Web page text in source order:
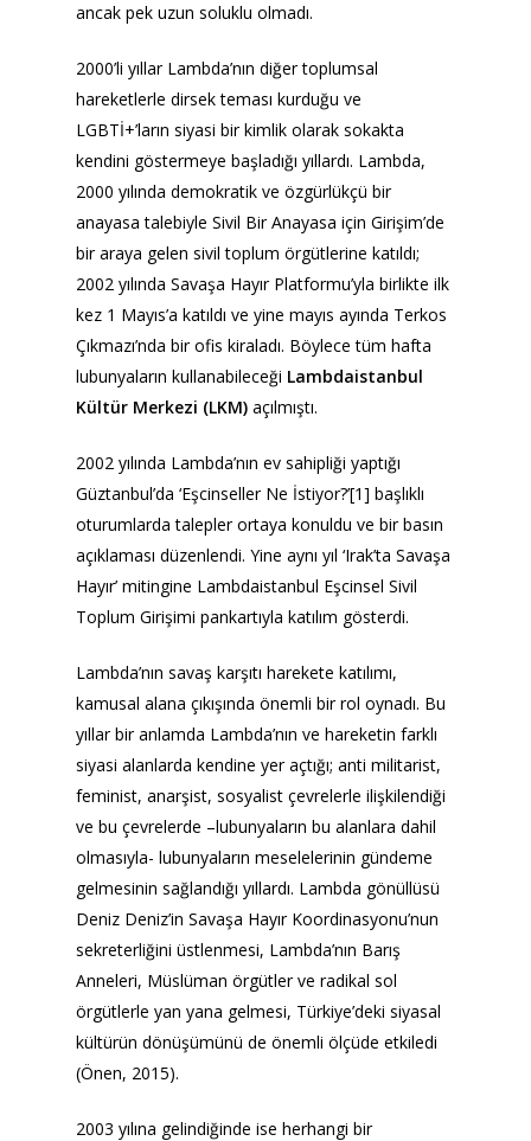
ancak pek uzun soluklu olmadı.
2000’li yıllar Lambda’nın diğer toplumsal
hareketlerle dirsek teması kurduğu ve
LGBTİ+’ların siyasi bir kimlik olarak sokakta
kendini göstermeye başladığı yıllardı. Lambda,
2000 yılında demokratik ve özgürlükçü bir
anayasa talebiyle Sivil Bir Anayasa için Girişim’de
bir araya gelen sivil toplum örgütlerine katıldı;
2002 yılında Savaşa Hayır Platformu’yla birlikte ilk
kez 1 Mayıs’a katıldı ve yine mayıs ayında Terkos
Çıkmazı’nda bir ofis kiraladı. Böylece tüm hafta
lubunyaların kullanabileceği Lambdaistanbul
Kültür Merkezi (LKM) açılmıştı.
2002 yılında Lambda’nın ev sahipliği yaptığı
Güztanbul’da ‘Eşcinseller Ne İstiyor?’[1] başlıklı
oturumlarda talepler ortaya konuldu ve bir basın
açıklaması düzenlendi. Yine aynı yıl ‘Irak’ta Savaşa
Hayır’ mitingine Lambdaistanbul Eşcinsel Sivil
Toplum Girişimi pankartıyla katılım gösterdi.
Lambda’nın savaş karşıtı harekete katılımı,
kamusal alana çıkışında önemli bir rol oynadı. Bu
yıllar bir anlamda Lambda’nın ve hareketin farklı
siyasi alanlarda kendine yer açtığı; anti militarist,
feminist, anarşist, sosyalist çevrelerle ilişkilendiği
ve bu çevrelerde –lubunyaların bu alanlara dahil
olmasıyla- lubunyaların meselelerinin gündeme
gelmesinin sağlandığı yıllardı. Lambda gönüllüsü
Deniz Deniz’in Savaşa Hayır Koordinasyonu’nun
sekreterliğini üstlenmesi, Lambda’nın Barış
Anneleri, Müslüman örgütler ve radikal sol
örgütlerle yan yana gelmesi, Türkiye’deki siyasal
kültürün dönüşümünü de önemli ölçüde etkiledi
(Önen, 2015).
2003 yılına gelindiğinde ise herhangi bir